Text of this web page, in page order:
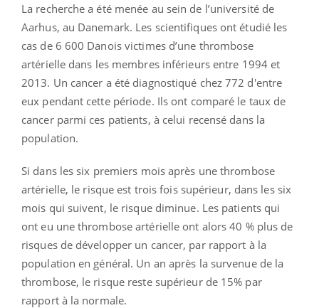
La recherche a été menée au sein de l’université de
Aarhus, au Danemark. Les scientifiques ont étudié les
cas de 6 600 Danois victimes d’une thrombose
artérielle dans les membres inférieurs entre 1994 et
2013. Un cancer a été diagnostiqué chez 772 d'entre
eux pendant cette période. Ils ont comparé le taux de
cancer parmi ces patients, à celui recensé dans la
population.
Si dans les six premiers mois après une thrombose
artérielle, le risque est trois fois supérieur, dans les six
mois qui suivent, le risque diminue. Les patients qui
ont eu une thrombose artérielle ont alors 40 % plus de
risques de développer un cancer, par rapport à la
population en général. Un an après la survenue de la
thrombose, le risque reste supérieur de 15% par
rapport à la normale.